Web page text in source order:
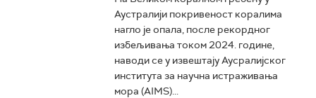
Аустралији покривеност коралима
нагло је опала, после рекордног
избељивања током 2024. године,
наводи се у извештају Аусралијског
института за научна истраживања
мора (AIMS)...